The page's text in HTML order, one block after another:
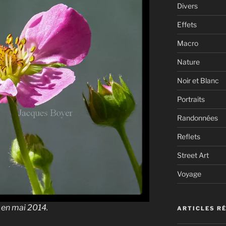
mai 2014.
Divers
Effets
Macro
Nature
Noir et Blanc
Portraits
Randonnées
Reflets
Street Art
Voyage
ARTICLES